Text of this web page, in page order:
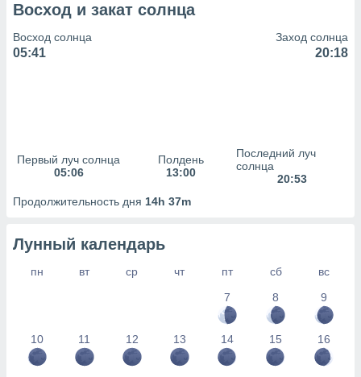
Восход и закат солнца
Восход солнца
05:41
Заход солнца
20:18
Первый луч солнца
05:06
Полдень
13:00
Последний луч
солнца
20:53
Продолжительность дня 14h 37m
Лунный календарь
пн вт ср чт пт сб
вс
7
8 9
10 11 12 13 14 15 16